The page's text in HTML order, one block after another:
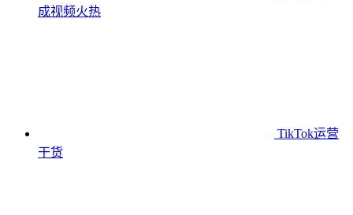
成视频火热
TikTok运营
干货